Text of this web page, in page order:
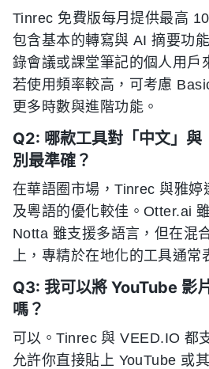
Tinrec 免費版每月提供最高
包含基本的轉寫與 AI 摘要功
錄會議或課堂筆記的個人用戶
若使用頻率較高，可考慮
更多時數與進階功能。
Q2: 哪款工具對「中文」與
別最準確？
在華語圈市場，Tinrec 與雅婷
及粵語的優化較佳。Otter.ai
Notta 雖支援多語言，但在混
上，專精於在地化的工具通常
Q3: 我可以將 YouTube 影
嗎？
可以。Tinrec 與 VEED.IO 都
允許你直接貼上 YouTube 或